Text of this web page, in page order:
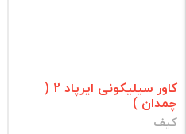
کاور سیلیکونی ایرپاد 2 (
چمدان )
کیف